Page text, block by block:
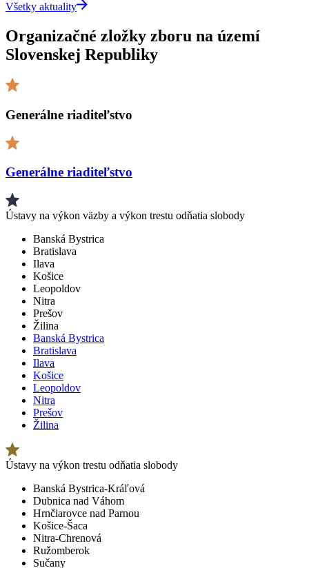
Všetky aktuality
Organizačné zložky zboru na území
Slovenskej Republiky
Generálne riaditeľstvo
Generálne riaditeľstvo
Ústavy na výkon väzby a výkon trestu odňatia slobody
Banská Bystrica
Bratislava
Ilava
Košice
Leopoldov
Nitra
Prešov
Žilina
Banská Bystrica
Bratislava
Ilava
Košice
Leopoldov
Nitra
Prešov
Žilina
Ústavy na výkon trestu odňatia slobody
Banská Bystrica-Kráľová
Dubnica nad Váhom
Hrnčiarovce nad Parnou
Košice-Šaca
Nitra-Chrenová
Ružomberok
Sučany